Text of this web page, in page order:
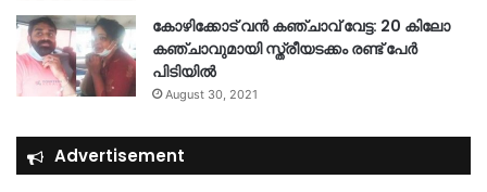
കോഴിക്കോട് വൻ കഞ്ചാവ് വേട്ട: 20 കിലോ
കഞ്ചാവുമായി സ്ത്രീയടക്കം രണ്ട് പേർ
പിടിയിൽ
August 30, 2021
Advertisement